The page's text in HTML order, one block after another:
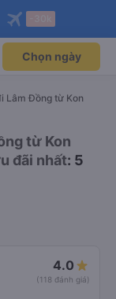
Mở app
Mở app
Chọn ngày
Lâm Đồng từ Kon
từ Kon
đãi nhất: 5
4.0
(118 đánh giá)